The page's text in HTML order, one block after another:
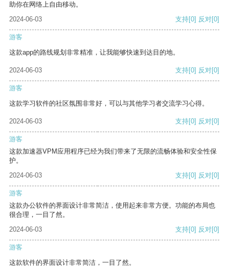
助你在网络上自由移动。
2024-06-03
支持[0] 反对[0]
游客
这款app的路线规划非常精准，让我能够快速到达目的地。
2024-06-03 支持[0] 反对[0]
游客
这款学习软件的社区氛围非常好，可以与其他学习者交流学习心得。
2024-06-03 支持[0] 反对[0]
游客
这款加速器VPM应用程序已经为我们带来了无限的流畅体验和安全性保
护。
2024-06-03
支持[0] 反对[0]
游客
这款办公软件的界面设计非常简洁，使用起来非常方便。功能的布局也
很合理，一目了然。
2024-06-03
支持[0] 反对[0]
游客
这款软件的界面设计非常简洁，一目了然。